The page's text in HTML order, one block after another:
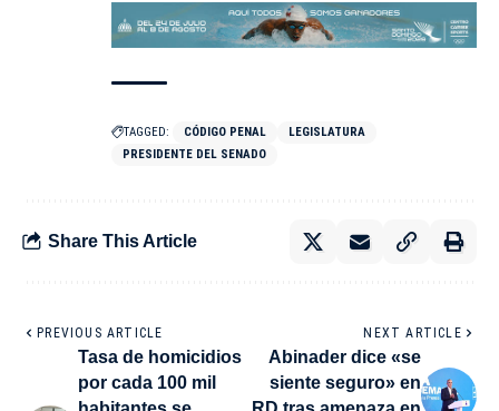
TAGGED: CÓDIGO PENAL
LEGISLATURA
PRESIDENTE DEL SENADO
Share This Article
PREVIOUS ARTICLE
Tasa de homicidios
por cada 100 mil
NEXT ARTICLE
Abinader dice «se
siente seguro» en